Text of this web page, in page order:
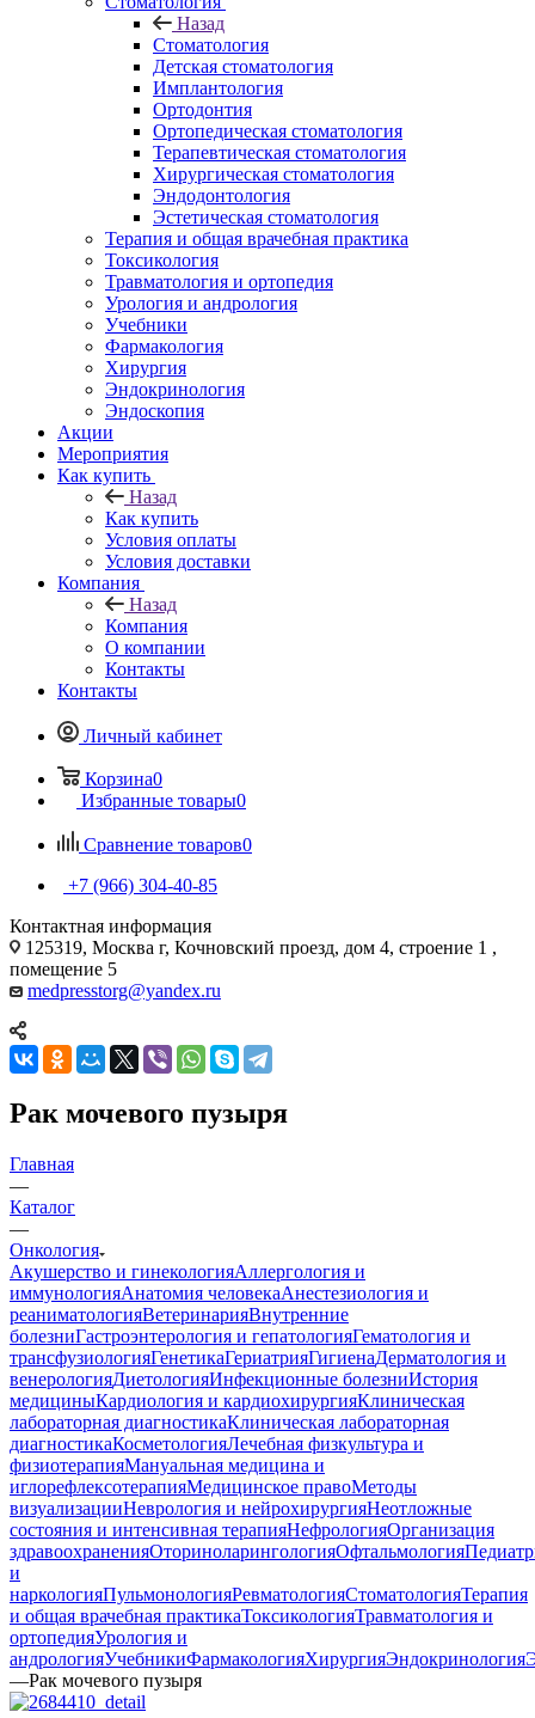
Назад
Стоматология
Детская стоматология
Имплантология
Ортодонтия
Ортопедическая стоматология
Терапевтическая стоматология
Хирургическая стоматология
Эндодонтология
Эстетическая стоматология
Терапия и общая врачебная практика
Токсикология
Травматология и ортопедия
Урология и андрология
Учебники
Фармакология
Хирургия
Эндокринология
Эндоскопия
Акции
Мероприятия
Как купить
Назад
Как купить
Условия оплаты
Условия доставки
Компания
Назад
Компания
О компании
Контакты
Контакты
Личный кабинет
Корзина0
Избранные товары0
Сравнение товаров0
+7 (966) 304-40-85
Контактная информация
125319, Москва г, Кочновский проезд, дом 4, строение 1 ,
помещение 5
medpresstorg@yandex.ru
Рак мочевого пузыря
Главная
—
Каталог
—
Онкология
Акушерство и гинекологияАллергология и
иммунологияАнатомия человекаАнестезиология и
реаниматологияВетеринарияВнутренние
болезниГастроэнтерология и гепатологияГематология и
трансфузиологияГенетикаГериатрияГигиенаДерматология и
венерологияДиетологияИнфекционные болезниИстория
медициныКардиология и кардиохирургияКлиническая
лабораторная диагностикаКлиническая лабораторная
диагностикаКосметологияЛечебная физкультура и
физиотерапияМануальная медицина и
иглорефлексотерапияМедицинское правоМетоды
визуализацииНеврология и нейрохирургияНеотложные
состояния и интенсивная терапияНефрологияОрганизация
здравоохраненияОториноларингологияОфтальмология
и
наркологияПульмонологияРевматологияСтоматологияТерапия
и общая врачебная практикаТоксикологияТравматология и
ортопедияУрология и
андрологияУчебникиФармакологияХирургияЭндокринология
—Рак мочевого пузыря